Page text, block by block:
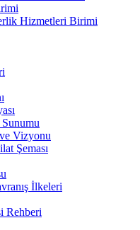
Hizmetleri Birimi
Vizyonu
Şeması
İlkeleri
Rehberi